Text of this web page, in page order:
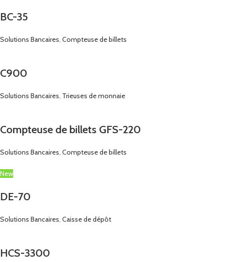
BC-35
Solutions Bancaires Compteuse de billets
C900
Solutions Bancaires Trieuses de monnaie
Compteuse de billets GFS-220
Solutions Bancaires Compteuse de billets
New
DE-70
Solutions Bancaires Caisse de dépôt
HCS-3300